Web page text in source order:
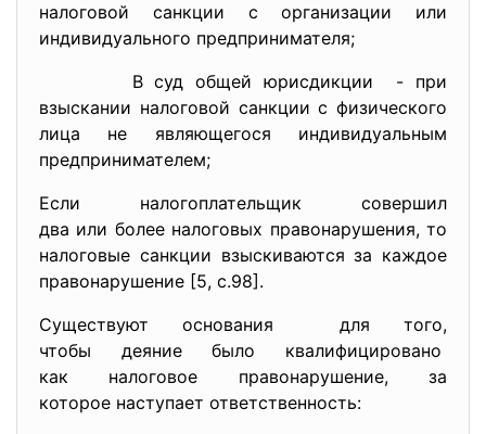
налоговой санкции с организации или
индивидуального предпринимателя;
В суд общей юрисдикции - при
взыскании налоговой санкции с физического
лица не являющегося индивидуальным
предпринимателем;
Если налогоплательщик совершил
два или более налоговых правонарушения, то
налоговые санкции взыскиваются за каждое
правонарушение [5, с.98].
Существуют основания для того,
чтобы деяние было квалифицировано
как налоговое правонарушение, за
которое наступает ответственность: